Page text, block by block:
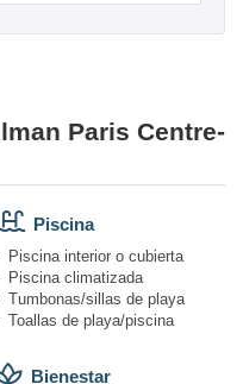
Paris Centre-
Piscina
Piscina interior o cubierta
Piscina climatizada
Tumbonas/sillas de playa
Toallas de playa/piscina
Bienestar